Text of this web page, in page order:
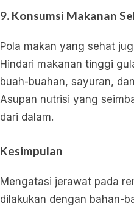
9. Konsumsi Makanan
Pola makan yang sehat
Hindari makanan tinggi
buah-buahan, sayuran,
Asupan nutrisi yang
dari dalam.
Kesimpulan
Mengatasi jerawat pada
dilakukan dengan bahan-